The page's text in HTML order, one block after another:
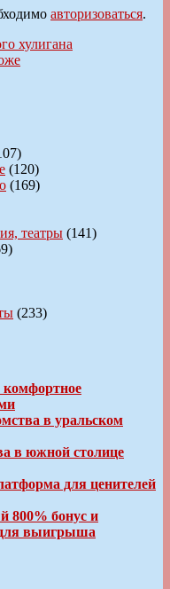
авторизоваться.
хулигана
(120)
(169)
театры (141)
(233)
в уральском
в южной столице
для ценителей
800% бонус и
для выигрыша